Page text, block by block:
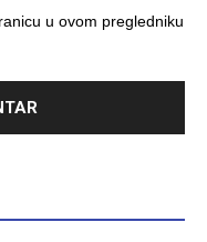
u ovom pregledniku